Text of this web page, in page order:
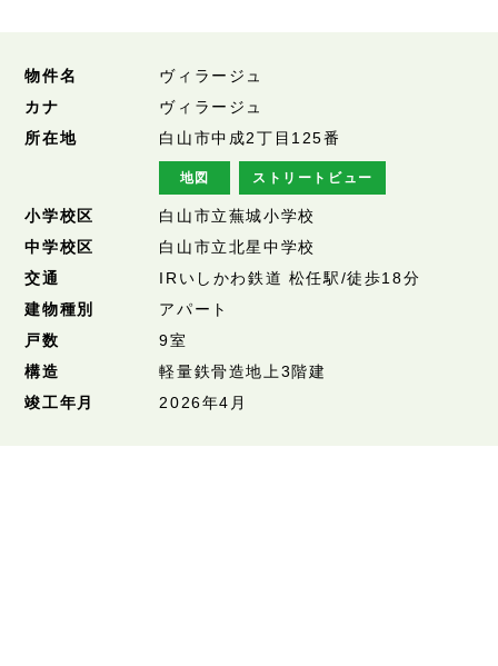
物件名
ヴィラージュ
カナ
ヴィラージュ
所在地
白山市中成2丁目125番
地図 ストリートビュー
小学校区
白山市立蕪城小学校
中学校区
白山市立北星中学校
交通
IRいしかわ鉄道 松任駅/徒歩18分
建物種別
アパート
戸数
9室
構造
軽量鉄骨造地上3階建
竣工年月
2026年4月